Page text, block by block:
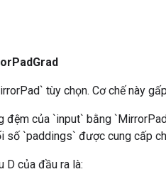
tùy chọn. Cơ chế này
đệm của `input` bằng
số `paddings` được cung cấp
D của đầu ra là: